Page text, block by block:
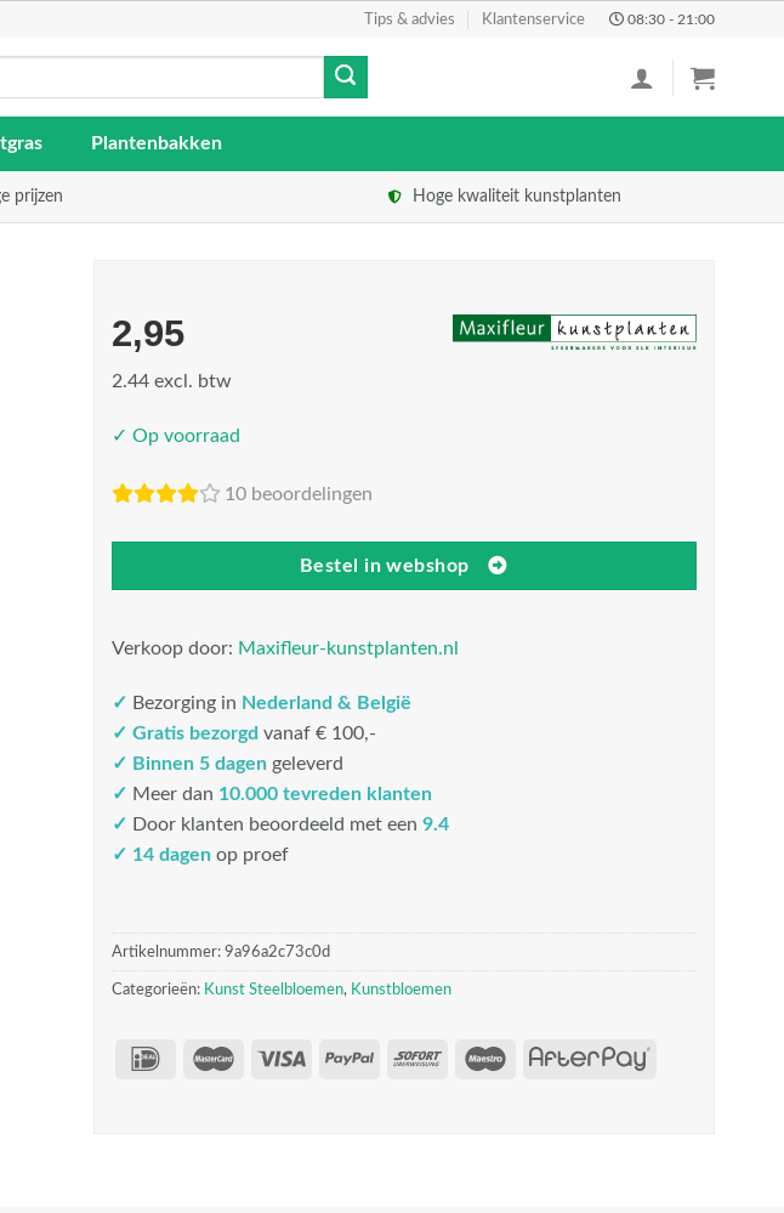
Tips & advies Klantenservice 08:30 - 21:00
Plantenbakken
prijzen Hoge kwaliteit kunstplanten
2,95
2.44 excl. btw
✓ Op voorraad
10 beoordelingen
Bestel in webshop
Verkoop door: Maxifleur-kunstplanten.nl
✓ Bezorging in Nederland & België
✓ Gratis bezorgd vanaf € 100,-
✓ Binnen 5 dagengeleverd
✓ Meer dan 10.000 tevreden klanten
✓ Door klanten beoordeeld met een 9.4
✓ 14 dagenop proef
Artikelnummer: 9a96a2c73c0d
Categorieën: Kunst Steelbloemen, Kunstbloemen